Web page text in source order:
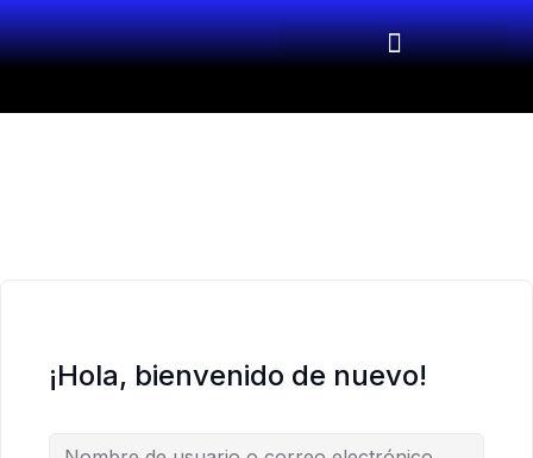
¡Hola, bienvenido de nuevo!